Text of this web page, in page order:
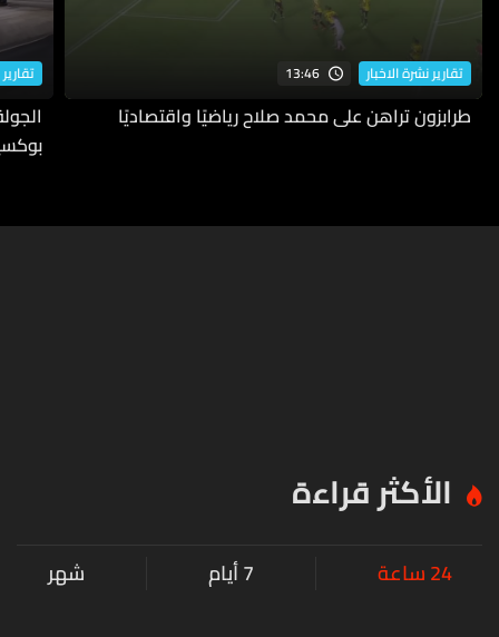
تقارير نشرة الاخبار 13:46
طرابزون تراهن على محمد صلاح رياضيًا واقتصاديًا
الأكثر قراءة
24 ساعة 7 أيام شهر